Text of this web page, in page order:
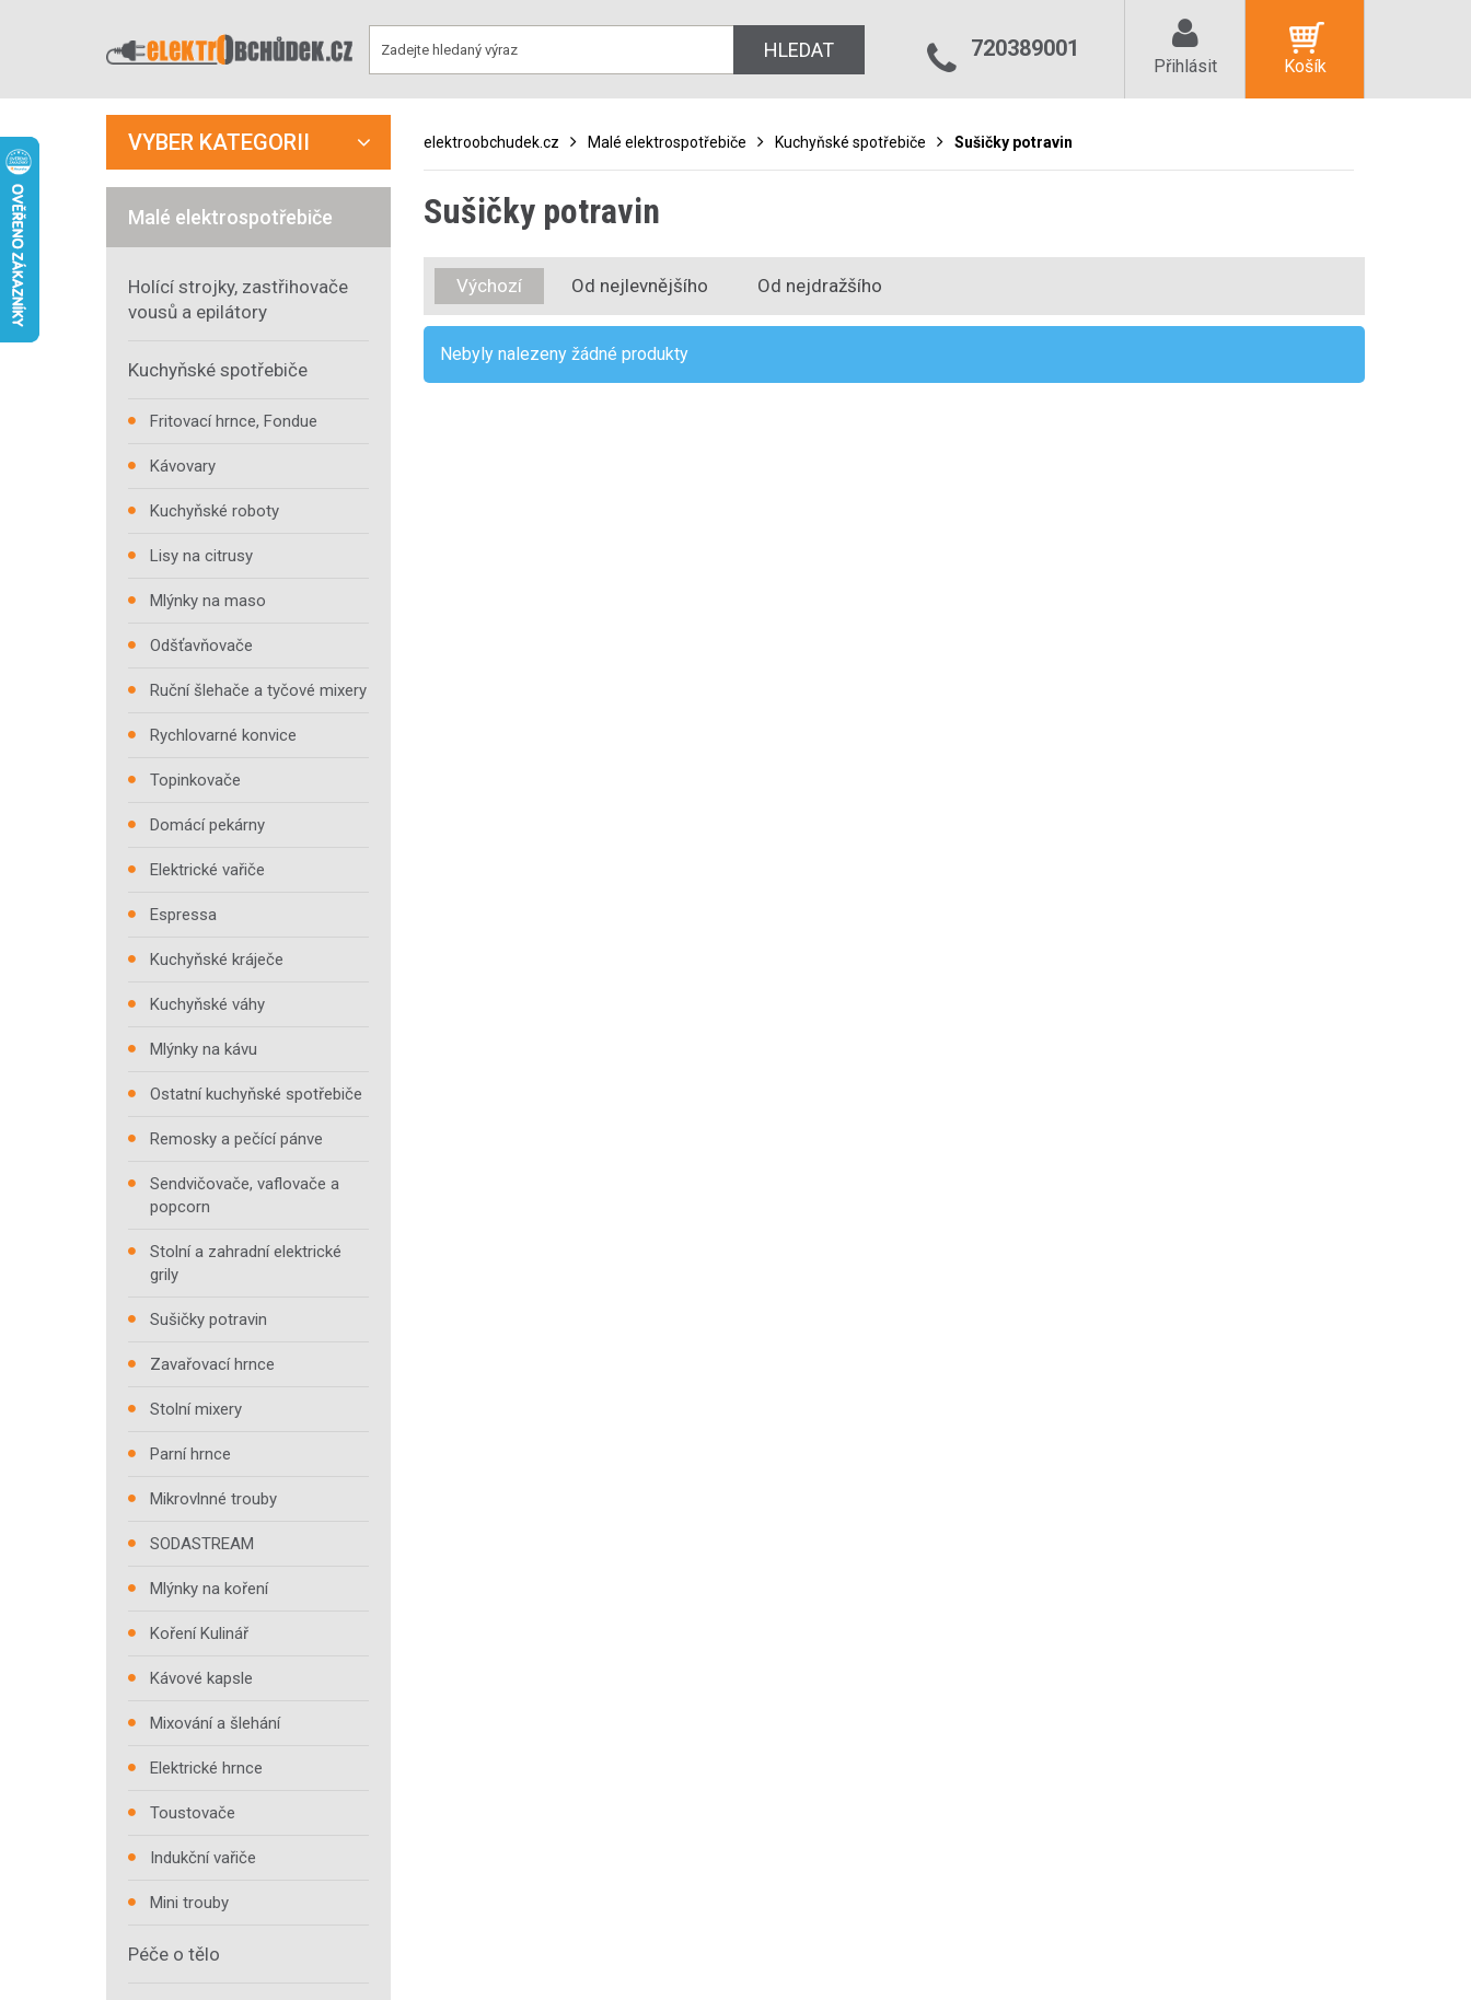
HLEDAT 720389001
Přihlásit Košík
VYBER KATEGORII elektroobchudek.cz Malé elektrospotřebiče Kuchyňské spotřebiče Sušičky potravin
Malé elektrospotřebiče
Holící strojky, zastřihovače
vousů a epilátory
Kuchyňské spotřebiče
Fritovací hrnce, Fondue
Kávovary
Kuchyňské roboty
Lisy na citrusy
Mlýnky na maso
Odšťavňovače
Ruční šlehače a tyčové mixery
Rychlovarné konvice
Topinkovače
Domácí pekárny
Elektrické vařiče
Espressa
Kuchyňské kráječe
Kuchyňské váhy
Mlýnky na kávu
Ostatní kuchyňské spotřebiče
Remosky a pečící pánve
Sendvičovače, vaflovače a
popcorn
Stolní a zahradní elektrické
grily
Sušičky potravin
Zavařovací hrnce
Stolní mixery
Parní hrnce
Mikrovlnné trouby
SODASTREAM
Mlýnky na koření
Koření Kulinář
Kávové kapsle
Mixování a šlehání
Elektrické hrnce
Toustovače
Indukční vařiče
Mini trouby
Péče o tělo
Sušičky potravin
Výchozí Od nejlevnějšího Od nejdražšího
Nebyly nalezeny žádné produkty